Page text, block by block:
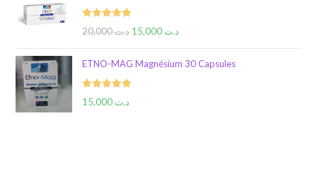
Rated5.00د.ت20,000 د.ت
ETNO-MAG Magnésium 30 Capsules
Rated5.00د.ت